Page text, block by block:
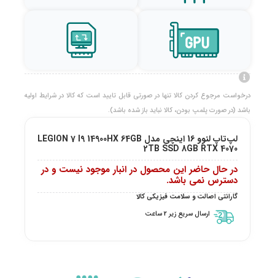
درخواست مرجوع کردن کالا تنها در صورتی قابل تایید است که کالا در شرایط اولیه
باشد (در صورت پلمپ بودن، کالا نباید باز شده باشد).
لپ‌تاپ لنوو 16 اینچی مدل LEGION 7 I9 14900HX 64GB
2TB SSD 8GB RTX 4070
در حال حاضر این محصول در انبار موجود نیست و در
دسترس نمی باشد.
گارانتی اصالت و سلامت فیزیکی کالا
ارسال سریع زیر 2 ساعت